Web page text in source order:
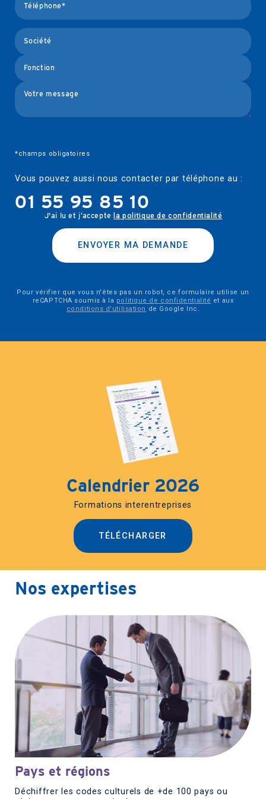
*champs obligatoires
Vous pouvez aussi nous contacter par téléphone au :
01 55 95 85 10
J'ai lu et j’accepte la politique de confidentialité
ENVOYER MA DEMANDE
Pour vérifier que vous n'êtes pas un robot, ce formulaire utilise un
reCAPTCHA soumis à la politique de confidentialité et aux
conditions d'utilisation de Google Inc.
Calendrier 2026
Formations interentreprises
TÉLÉCHARGER
Nos expertises
Pays et régions
Déchiffrer les codes culturels de +de 100 pays ou